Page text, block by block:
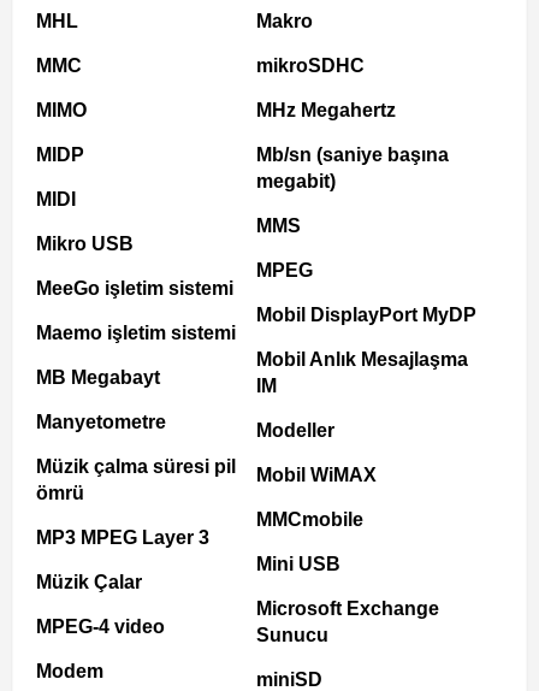
MHL
MMC
MIMO
MIDP
MIDI
Mikro USB
MeeGo işletim sistemi
Maemo işletim sistemi
MB Megabayt
Manyetometre
Müzik çalma süresi pil
ömrü
MP3 MPEG Layer 3
Müzik Çalar
MPEG-4 video
Modem
Makro
mikroSDHC
MHz Megahertz
Mb/sn (saniye başına
megabit)
MMS
MPEG
Mobil DisplayPort MyDP
Mobil Anlık Mesajlaşma
IM
Modeller
Mobil WiMAX
MMCmobile
Mini USB
Microsoft Exchange
Sunucu
miniSD